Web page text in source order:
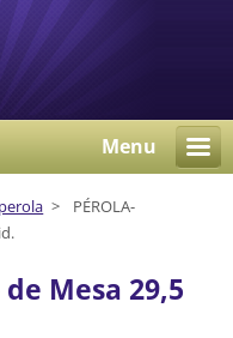
Menu
>
PÉROLA-
Mesa 29,5